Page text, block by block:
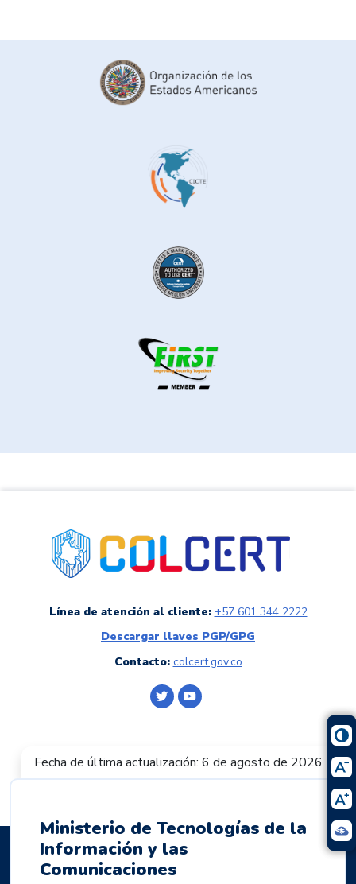
link a colCERT
Línea de atención al cliente: +57 601 344 2222
Descargar llaves PGP/GPG
Contacto: colcert.gov.co
Logo Twitter
Fecha de última actualización: 6 de agosto de 2026
Ministerio de Tecnologías de la
Información y las
Comunicaciones